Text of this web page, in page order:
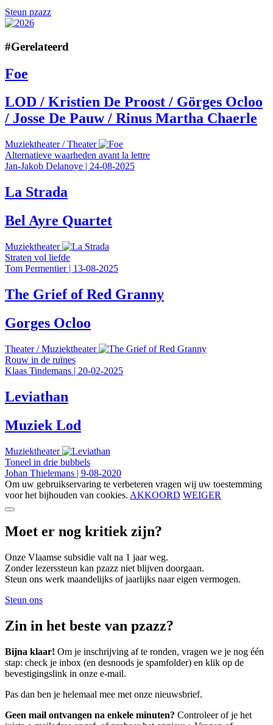
Steun pzazz
#Gerelateerd
Foe
LOD / Kristien De Proost / Görges Ocloo
/ Josse De Pauw / Rinus Martha Chaerle
Muziektheater /Theater
Alternatieve waarheden avant la lettre
Jan-Jakob Delanoye | 24-08-2025
La Strada
Bel Ayre Quartet
Muziektheater
Straten vol liefde
Tom Permentier| 13-08-2025
The Grief of Red Granny
Gorges Ocloo
Theater /Muziektheater
Rouw in de ruïnes
Klaas Tindemans | 20-02-2025
Leviathan
Muziek Lod
Muziektheater
Toneel in drie bubbels
Johan Thielemans | 9-08-2020
Om uw gebruikservaring te verbeteren vragen wij uw toestemming
voor het bijhouden van cookies. AKKOORD WEIGER
Moet er nog kritiek zijn?
Onze Vlaamse subsidie valt na 1 jaar weg.
Zonder lezerssteun kan pzazz niet blijven doorgaan.
Steun ons werk maandelijks of jaarlijks naar eigen vermogen.
Steun ons
Zin in het beste van pzazz?
Bijna klaar! Om je inschrijving af te ronden, vragen we je nog één
stap: check je inbox (en desnoods je spamfolder) en klik op de
bevestigingslink in onze e-mail.
Pas dan ben je helemaal mee met onze nieuwsbrief.
Geen mail ontvangen na enkele minuten? Controleer of je het